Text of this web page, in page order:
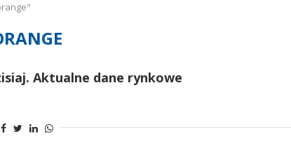
Aktualne dane rynkowe